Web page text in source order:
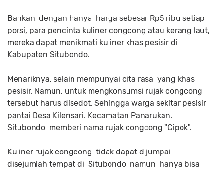
Bahkan, dengan hanya harga sebesar Rp5 ribu setiap
porsi, para pencinta kuliner congcong atau kerang laut,
mereka dapat menikmati kuliner khas pesisir di
Kabupaten Situbondo.
Menariknya, selain mempunyai cita rasa yang khas
pesisir. Namun, untuk mengkonsumsi rujak congcong
tersebut harus disedot. Sehingga warga sekitar pesisir
pantai Desa Kilensari, Kecamatan Panarukan,
Situbondo memberi nama rujak congcong "Cipok".
Kuliner rujak congcong tidak dapat dijumpai
disejumlah tempat di Situbondo, namun hanya bisa